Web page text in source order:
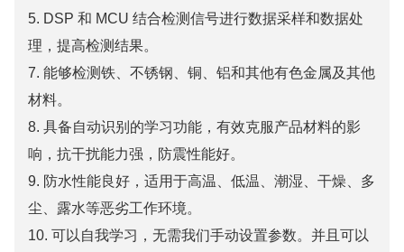
5. DSP 和 MCU 结合检测信号进行数据采样和数据处
理，提高检测结果。
7. 能够检测铁、不锈钢、铜、铝和其他有色金属及其他
材料。
8. 具备自动识别的学习功能，有效克服产品材料的影
响，抗干扰能力强，防震性能好。
9. 防水性能良好，适用于高温、低温、潮湿、干燥、多
尘、露水等恶劣工作环境。
10. 可以自我学习，无需我们手动设置参数。并且可以